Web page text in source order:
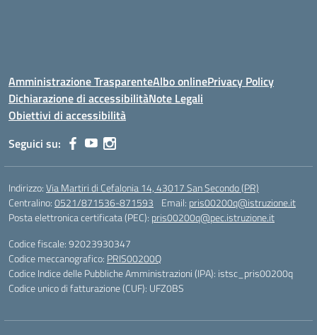
Amministrazione TrasparenteAlbo onlinePrivacy Policy
Dichiarazione di accessibilitàNote Legali
Obiettivi di accessibilità
Seguici su:
Indirizzo:Via Martiri di Cefalonia 14, 43017 San Secondo (PR)
Centralino:0521/871536-871593 Email: pris00200q@istruzione.it
Posta elettronica certificata (PEC): pris00200q@pec.istruzione.it
Codice fiscale: 92023930347
Codice meccanografico: PRIS00200Q
Codice Indice delle Pubbliche Amministrazioni (IPA): istsc_pris00200q
Codice unico di fatturazione (CUF): UFZ0BS